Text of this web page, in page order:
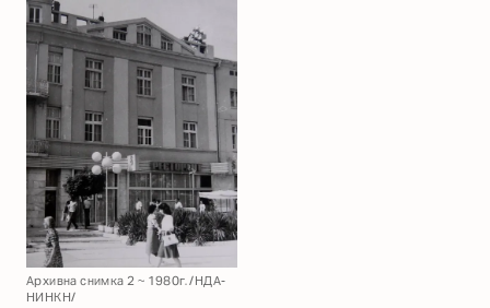
Архивна снимка 2 ~ 1980г. /НДА-
НИНКН/